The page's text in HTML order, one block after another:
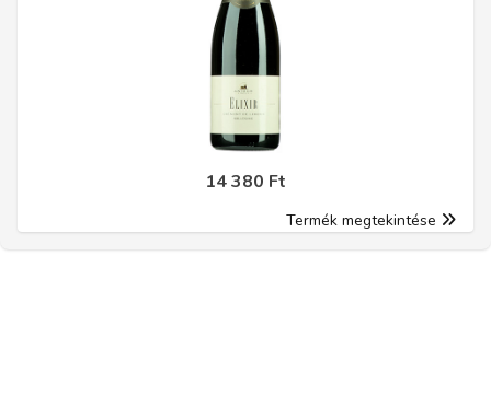
14 380 Ft
Termék megtekintése